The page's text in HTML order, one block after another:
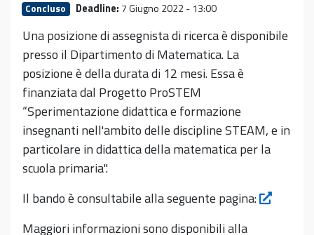
Concluso Deadline: 7 Giugno 2022 - 13:00
Una posizione di assegnista di ricerca è disponibile
presso il Dipartimento di Matematica. La
posizione è della durata di 12 mesi. Essa è
finanziata dal Progetto ProSTEM
“Sperimentazione didattica e formazione
insegnanti nell'ambito delle discipline STEAM, e in
particolare in didattica della matematica per la
scuola primaria".
Il bando è consultabile alla seguente pagina:
Maggiori informazioni sono disponibili alla